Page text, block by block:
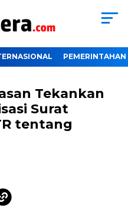
PEMERINTAHAN
Tekankan
Surat
tentang